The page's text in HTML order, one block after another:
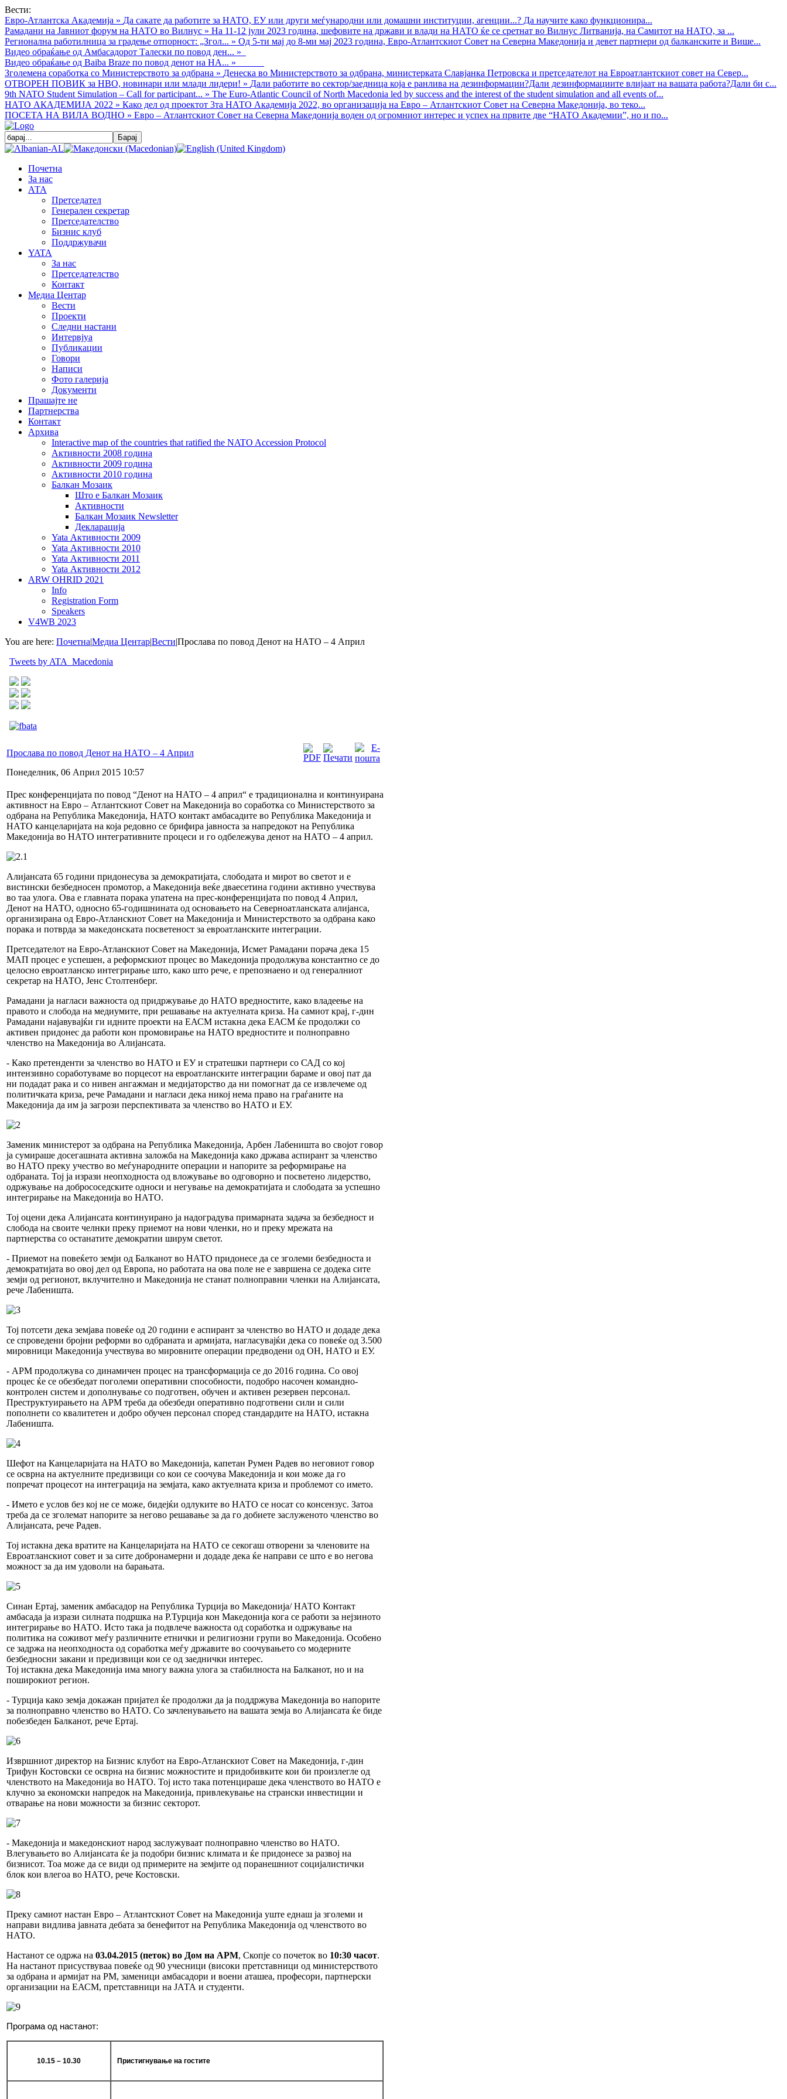
Вести:
Евро-Атлантска Академија » Да сакате да работите за НАТО, ЕУ или други меѓународни или домашни институции, агенции...? Да научите како функционира...
Рамадани на Јавниот форум на НАТО во Вилнус » На 11-12 јули 2023 година, шефовите на држави и влади на НАТО ќе се сретнат во Вилнус Литванија, на Самитот на НАТО, за ...
Регионална работилница за градење отпорност: „Згол... » Од 5-ти мај до 8-ми мај 2023 година, Евро-Атлантскиот Совет на Северна Македонија и девет партнери од балканските и Више...
Видео обраќањe од Амбасадорот Талески по повод ден... »
Видео обраќање од Baiba Braze по повод денот на НА... »
Зголемена соработка со Министерството за одбрана » Денеска во Министерството за одбрана, министерката Славјанка Петровска и претседателот на Евроатлантскиот совет на Север...
ОТВОРЕН ПОВИК за НВО, новинари или млади лидери! » Дали работите во сектор/заедница која е ранлива на дезинформации?Дали дезинформациите влијаат на вашата работа?Дали би с...
9th NATO Student Simulation – Call for participant... » The Euro-Atlantic Council of North Macedonia led by success and the interest of the student simulation and all events of...
НАТО АКАДЕМИЈА 2022 » Како дел од проектот 3та НАТО Академија 2022, во организација на Евро – Атлантскиот Совет на Северна Македонија, во теко...
ПОСЕТА НА ВИЛА ВОДНО » Евро – Атлантскиот Совет на Северна Македонија воден од огромниот интерес и успех на првите две “НАТО Академии”, но и по...
Почетна
За нас
АТА
Претседател
Генерален секретар
Претседателство
Бизнис клуб
Поддржувачи
YATA
За нас
Претседателство
Контакт
Медиа Центар
Вести
Проекти
Следни настани
Интервјуа
Публикации
Говори
Написи
Фото галерија
Документи
Прашајте не
Партнерства
Контакт
Архива
Interactive map of the countries that ratified the NATO Accession Protocol
Активности 2008 година
Активности 2009 година
Активности 2010 година
Балкан Мозаик
Што е Балкан Мозаик
Активности
Балкан Мозаик Newsletter
Декларација
Yata Активности 2009
Yata Активности 2010
Yata Активности 2011
Yata Активности 2012
ARW OHRID 2021
Info
Registration Form
Speakers
V4WB 2023
You are here: Почетна|Медиа Центар|Вести|Прослава по повод Денот на НАТО – 4 Април
Tweets by ATA_Macedonia
Прослава по повод Денот на НАТО – 4 Април
Понеделник, 06 Април 2015 10:57
Прес конференцијата по повод “Денот на НАТО – 4 април“ е традиционална и континуирана
активност на Евро – Атлантскиот Совет на Македонија во соработка со Министерството за
одбрана на Република Македонија, НАТО контакт амбасадите во Република Македонија и
НАТО канцеларијата на која редовно се брифира јавноста за напредокот на Република
Македонија во НАТО интегративните процеси и го одбележува денот на НАТО – 4 април.
Алијансата 65 години придонесува за демократијата, слободата и мирот во светот и е
вистински безбедносен промотор, а Македонија веќе дваесетина години активно учествува
во таа улога. Ова е главната порака упатена на прес-конференцијата по повод 4 Април,
Денот на НАТО, односно 65-годишнината од основањето на Северноатланската алијанса,
организирана од Евро-Атланскиот Совет на Македонија и Министерството за одбрана како
порака и потврда за македонската посветеност за евроатланските интеграции.
Претседателот на Евро-Атланскиот Совет на Македонија, Исмет Рамадани порача дека 15
МАП процес е успешен, а реформскиот процес во Македонија продолжува константно се до
целосно евроатланско интегрирање што, како што рече, е препознаено и од генералниот
секретар на НАТО, Јенс Столтенберг.
Рамадани ја нагласи важноста од придржување до НАТО вредностите, како владеење на
правото и слобода на медиумите, при решавање на актуелната криза. На самиот крај, г-дин
Рамадани најавувајќи ги идните проекти на ЕАСМ истакна дека ЕАСМ ќе продолжи со
активен придонес да работи кон промовирање на НАТО вредностите и полноправно
членство на Македонија во Алијансата.
- Како претенденти за членство во НАТО и ЕУ и стратешки партнери со САД со кој
интензивно соработуваме во порцесот на евроатланските интеграции бараме и овој пат да
ни подадат рака и со нивен ангажман и медијаторство да ни помогнат да се извлечеме од
политичката криза, рече Рамадани и нагласи дека никој нема право на граѓаните на
Македонија да им ја загрози перспективата за членство во НАТО и ЕУ.
Заменик министерот за одбрана на Република Македонија, Арбен Лабеништа во својот говор
ја сумираше досегашната активна заложба на Македонија како држава аспирант за членство
во НАТО преку учество во меѓународните операции и напорите за реформирање на
одбраната. Тој ја изрази неопходноста од вложување во одговорно и посветено лидерство,
одржување на добрососедските односи и негување на демократијата и слободата за успешно
интегрирање на Македонија во НАТО.
Тој оцени дека Алијансата континуирано ја надоградува примарната задача за безбедност и
слобода на своите челнки преку приемот на нови членки, но и преку мрежата на
партнерства со останатите демократии ширум светот.
- Приемот на повеќето земји од Балканот во НАТО придонесе да се зголеми безбедноста и
демократијата во овој дел од Европа, но работата на ова поле не е завршена се додека сите
земји од регионот, вклучително и Македонија не станат полноправни членки на Алијансата,
рече Лабеништа.
Тој потсети дека земјава повеќе од 20 години е аспирант за членство во НАТО и додаде дека
се спроведени бројни реформи во одбраната и армијата, нагласувајќи дека со повеќе од 3.500
мировници Македонија учествува во мировните операции предводени од ОН, НАТО и ЕУ.
- АРМ продолжува со динамичен процес на трансформација се до 2016 година. Со овој
процес ќе се обезбедат поголеми оперативни способности, подобро насочен командно-
контролен систем и дополнување со подготвен, обучен и активен резервен персонал.
Преструктуирањето на АРМ треба да обезбеди оперативно подготвени сили и сили
пополнети со квалитетен и добро обучен персонал според стандардите на НАТО, истакна
Лабеништа.
Шефот на Канцеларијата на НАТО во Македонија, капетан Румен Радев во неговиот говор
се осврна на актуелните предизвици со кои се соочува Македонија и кои може да го
попречат процесот на интеграција на земјата, како актуелната криза и проблемот со името.
- Името е услов без кој не се може, бидејќи одлуките во НАТО се носат со консензус. Затоа
треба да се зголемат напорите за негово решавање за да го добиете заслуженото членство во
Алијансата, рече Радев.
Тој истакна дека вратите на Канцеларијата на НАТО се секогаш отворени за членовите на
Евроатланскиот совет и за сите добронамерни и додаде дека ќе направи се што е во негова
можност за да им удоволи на барањата.
Синан Ертај, заменик амбасадор на Република Турција во Македонија/ НАТО Контакт
амбасада ја изрази силната подршка на Р.Турција кон Македонија кога се работи за нејзиното
интегрирање во НАТО. Исто така ја подвлече важноста од соработка и одржување на
политика на соживот меѓу различните етнички и религиозни групи во Македонија. Особено
се задржа на неопходноста од соработка меѓу државите во соочувањето со модерните
безбедносни закани и предизвици кои се од заеднички интерес.
Тој истакна дека Македонија има многу важна улога за стабилноста на Балканот, но и на
поширокиот регион.
- Турција како земја докажан пријател ќе продолжи да ја поддржува Македонија во напорите
за полноправно членство во НАТО. Со зачленувањето на вашата земја во Алијансата ќе биде
побезбеден Балканот, рече Ертај.
Извршниот директор на Бизнис клубот на Евро-Атланскиот Совет на Македонија, г-дин
Трифун Костовски се осврна на бизнис можностите и придобивките кои би произлегле од
членството на Македонија во НАТО. Тој исто така потенцираше дека членството во НАТО е
клучно за економски напредок на Македонија, привлекување на странски инвестиции и
отварање на нови можности за бизнис секторот.
- Македонија и македонскиот народ заслужуваат полноправно членство во НАТО.
Влегувањето во Алијансата ќе ја подобри бизнис климата и ќе придонесе за развој на
бизнисот. Тоа може да се види од примерите на земјите од поранешниот социјалистички
блок кои влегоа во НАТО, рече Костовски.
Преку самиот настан Евро – Атлантскиот Совет на Македонија уште еднаш ја зголеми и
направи видлива јавната дебата за бенефитот на Република Македонија од членството во
НАТО.
Настанот се одржа на 03.04.2015 (петок) во Дом на АРМ, Скопјe со почеток во 10:30 часот.
На настанот присуствуваа повеќе од 90 учесници (високи претставници од министерството
за одбрана и армијат на РМ, заменици амбасадори и воени аташеа, професори, партнерски
организации на ЕАСМ, претставници на ЈАТА и студенти.
Програма од настанот:
10.15 – 10.30 Пристигнување на гостите